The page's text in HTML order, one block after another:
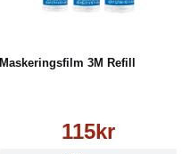
Maskeringsfilm 3M Refill
115kr